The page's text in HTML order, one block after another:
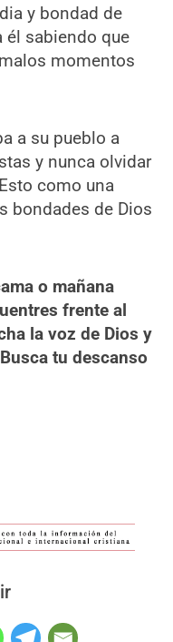
y bondad de
él sabiendo que
momentos
a su pueblo a
y nunca olvidar
como una
bondades de Dios
o mañana
frente al
la voz de Dios y
tu descanso